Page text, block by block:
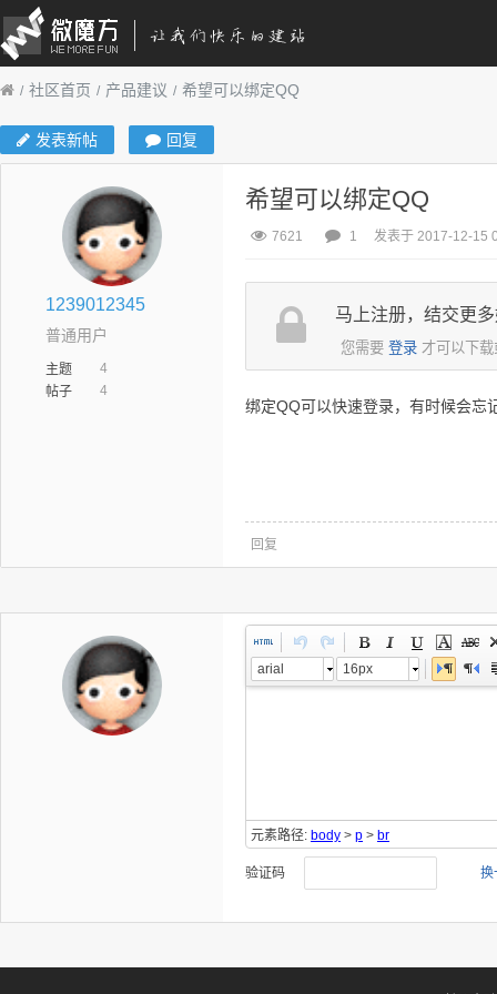
社区首页 产品建议 希望可以绑定QQ
发表新帖 回复
1239012345
普通用户
主题
4
帖子
4
希望可以绑定QQ
7621 1 发表于 2017-12-15
马上注册，结交更
您需要 登录 才可以下
绑定QQ可以快速登录，有时候会忘
回复
arial 16px
元素路径: body > p > br
验证码 换